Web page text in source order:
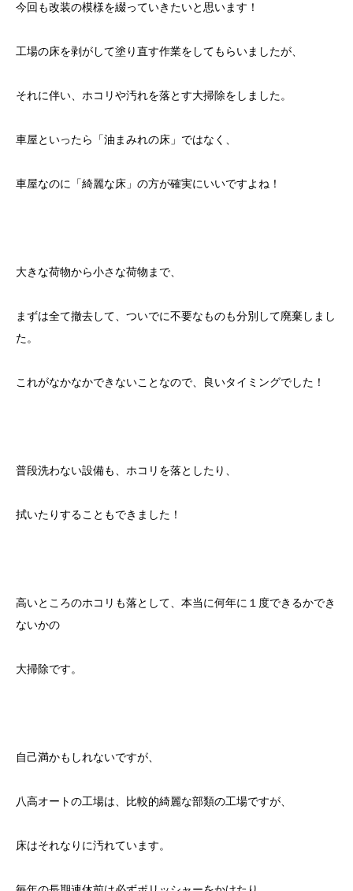
今回も改装の模様を綴っていきたいと思います！
工場の床を剥がして塗り直す作業をしてもらいましたが、
それに伴い、ホコリや汚れを落とす大掃除をしました。
車屋といったら「油まみれの床」ではなく、
車屋なのに「綺麗な床」の方が確実にいいですよね！
大きな荷物から小さな荷物まで、
まずは全て撤去して、ついでに不要なものも分別して廃棄しまし
た。
これがなかなかできないことなので、良いタイミングでした！
普段洗わない設備も、ホコリを落としたり、
拭いたりすることもできました！
高いところのホコリも落として、本当に何年に１度できるかでき
ないかの
大掃除です。
自己満かもしれないですが、
八高オートの工場は、比較的綺麗な部類の工場ですが、
床はそれなりに汚れています。